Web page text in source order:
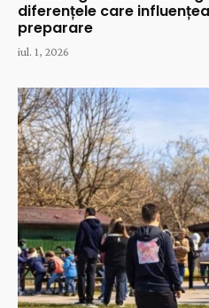
diferențele care
preparare
iul. 1, 2026